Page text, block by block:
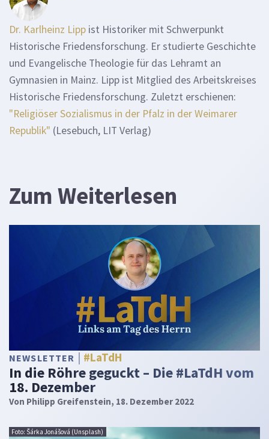
Dr. Karlheinz Lipp ist Historiker mit Schwerpunkt
Historische Friedensforschung. Er studierte Geschichte
und Evangelische Theologie für das Lehramt an
Gymnasien in Mainz. Lipp ist Mitglied des Arbeitskreises
Historische Friedensforschung. Zuletzt erschienen:
"Religiöser Sozialismus in der Pfalz in der Weimarer
Republik" (Lesebuch, LIT Verlag)
Zum Weiterlesen
NEWSLETTER #LaTdH
In die Röhre geguckt – Die #LaTdH vom
18. Dezember
Von Philipp Greifenstein, 18. Dezember 2022
Foto: Šárka Jonášová (Unsplash)